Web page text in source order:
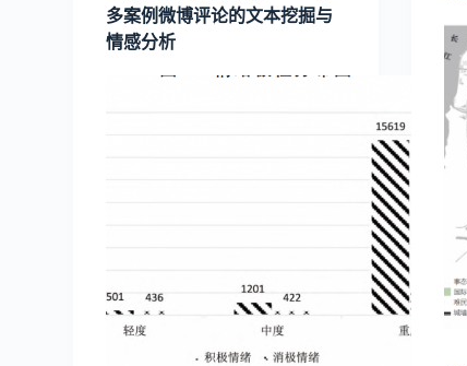
多案例微博评论的文本挖掘与
情感分析